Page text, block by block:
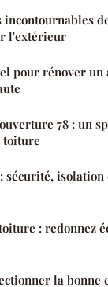
incontournables
l'extérieur
pour rénover un
78 : un
toiture
sécurité, isolation
: redonnez
la bonne